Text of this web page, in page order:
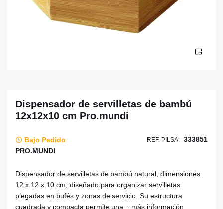
Dispensador de servilletas de bambú
12x12x10 cm Pro.mundi
Bajo Pedido REF. PILSA: 333851
PRO.MUNDI
Dispensador de servilletas de bambú natural, dimensiones
12 x 12 x 10 cm, diseñado para organizar servilletas
plegadas en bufés y zonas de servicio. Su estructura
cuadrada y compacta permite una... más información